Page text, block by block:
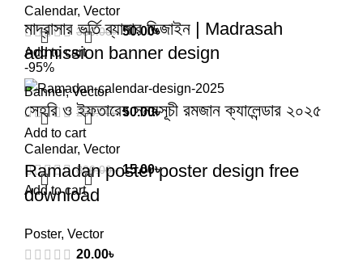
Calendar, Vector
350.00৳ 50.00৳
Add to cart
মাদ্রাসার ভর্তি ব্যানার ডিজাইন | Madrasah
admission banner design
Banner,Vector
250.00৳ 50.00৳
Add to cart
-95%
সেহরি ও ইফতারের সময়সূচী রমজান ক্যালেন্ডার ২০২৫
Calendar, Vector
300.00৳ 15.00৳
Add to cart
Ramadan poster poster design free
download
Poster, Vector
20.00৳